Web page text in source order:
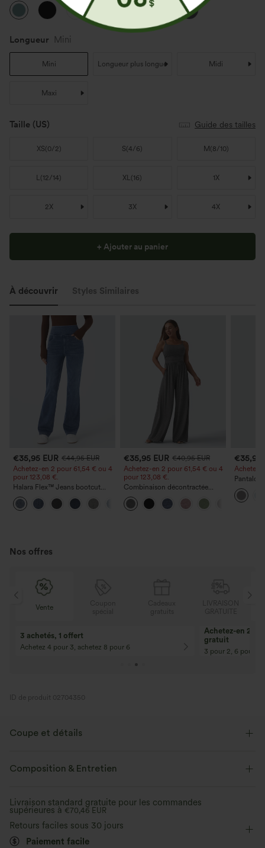
Longueur Mini
Mini Longueur plus longue Midi
Maxi
Taille (US) Guide des tailles
XS(0/2) S(4/6) M (8/10)
L(12/14) XL(16) 1X
2X 3X 4X
+ Ajouter au panier
À découvrir Styles Similaires
€35,95 EUR €44,95 EUR
Achetez-en 2 pour 61,54 € ou 4
pour 123,08 €.
Halara Flex™ Jeans bootcut
décontractés taille haute, effet
délavé, avec poches
€35,95 EUR €40,95 EUR
Achetez-en 2 pour 61,54 € ou 4
pour 123,08 €.
Combinaison décontractée
chinée à bretelles réglables,
fronces et jambes larges, avec
poches — facile comme tout
€35,95
Achetez-
Pantalon
poches
Nos offres
Coupon
spécial
10% de réduction
Pour toute commande de 107,00 € et
plus ! Code : Aug2026
12% de réduction
Pour toute
plus ! Code :
ID de produit 02704350
Coupe et détails
Taille haute Trapèze Élasticité quatre directions
Trapèze
Composition & Entretien
Livraison standard gratuite pour les commandes
supérieures à €70,46 EUR
Retours faciles sous 30 jours
Paiement facile